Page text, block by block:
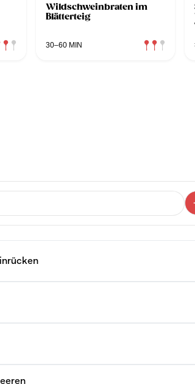
Wildschweinbraten im
Blätterteig
30–60 MIN